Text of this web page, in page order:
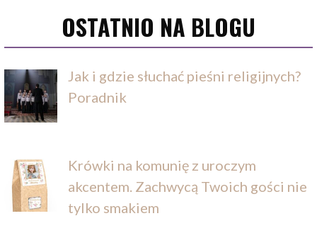
OSTATNIO NA BLOGU
Jak i gdzie słuchać pieśni religijnych?
Poradnik
Krówki na komunię z uroczym
akcentem. Zachwycą Twoich gości nie
tylko smakiem